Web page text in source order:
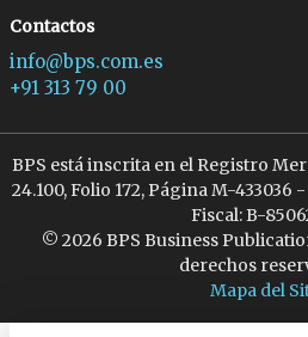
Contactos
info@bps.com.es
+91 313 79 00
BPS está inscrita en el Registro
24.100, Folio 172, Página M-
Fiscal: B-
© 2026 BPS Business
derechos
Mapa del